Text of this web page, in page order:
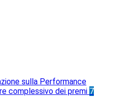
sulla Performance
complessivo dei premi 7